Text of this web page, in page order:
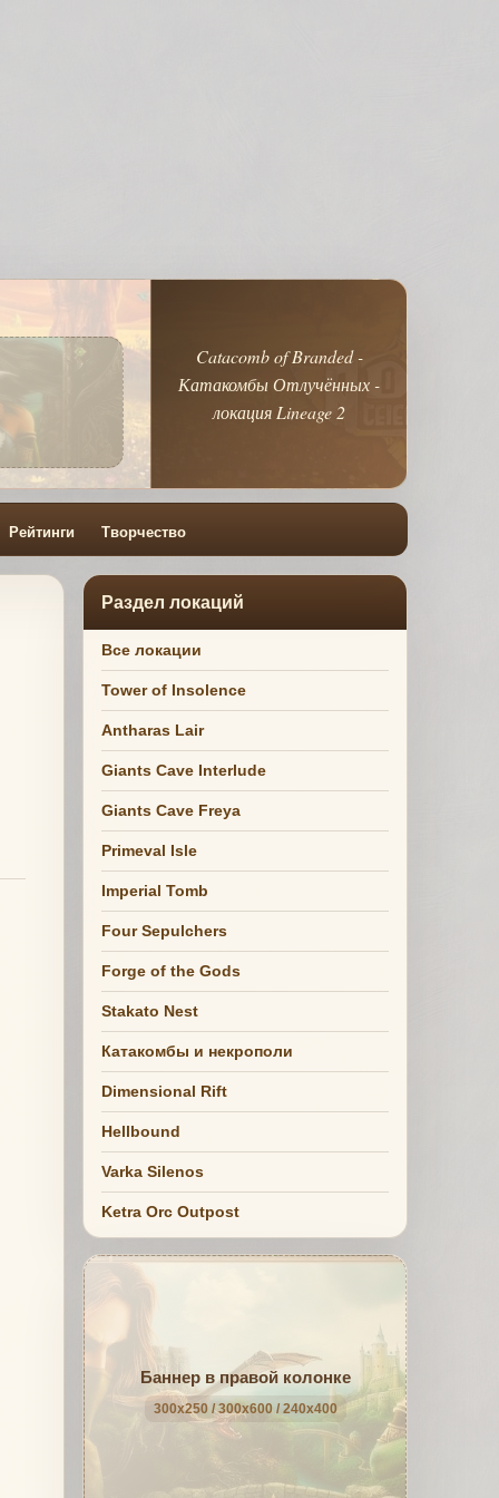
Catacomb of Branded -
Катакомбы Отлучённых -
локация Lineage 2
Рейтинги Творчество
Раздел локаций
Все локации
Tower of Insolence
Antharas Lair
Giants Cave Interlude
Giants Cave Freya
Primeval Isle
Imperial Tomb
Four Sepulchers
Forge of the Gods
Stakato Nest
Катакомбы и некрополи
Dimensional Rift
Hellbound
Varka Silenos
Ketra Orc Outpost
Баннер в правой колонке
300x250 / 300x600 / 240x400